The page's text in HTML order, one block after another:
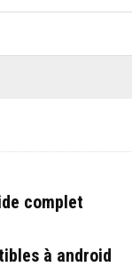
complet
à android